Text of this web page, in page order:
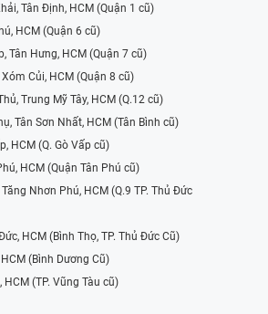
Tân Định, HCM (Quận 1 cũ)
HCM (Quận 6 cũ)
Tân Hưng, HCM (Quận 7 cũ)
Củi, HCM (Quận 8 cũ)
Trung Mỹ Tây, HCM (Q.12 cũ)
Tân Sơn Nhất, HCM (Tân Bình cũ)
HCM (Q. Gò Vấp cũ)
HCM (Quận Tân Phú cũ)
Nhơn Phú, HCM (Q.9 TP. Thủ Đức
HCM (Bình Thọ, TP. Thủ Đức Cũ)
(Bình Dương Cũ)
HCM (TP. Vũng Tàu cũ)